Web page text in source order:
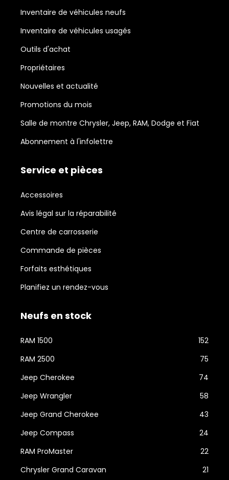
Inventaire de véhicules neufs
Inventaire de véhicules usagés
Outils d'achat
Propriétaires
Nouvelles et actualité
Promotions du mois
Salle de montre Chrysler, Jeep, RAM, Dodge et Fiat
Abonnement à l'infolettre
Service et pièces
Accessoires
Avis légal sur la réparabilité
Centre de carrosserie
Commande de pièces
Forfaits esthétiques
Planifiez un rendez-vous
Neufs en stock
RAM 1500
152
RAM 2500
75
Jeep Cherokee
74
Jeep Wrangler
58
Jeep Grand Cherokee
43
Jeep Compass
24
RAM ProMaster
22
Chrysler Grand Caravan
21